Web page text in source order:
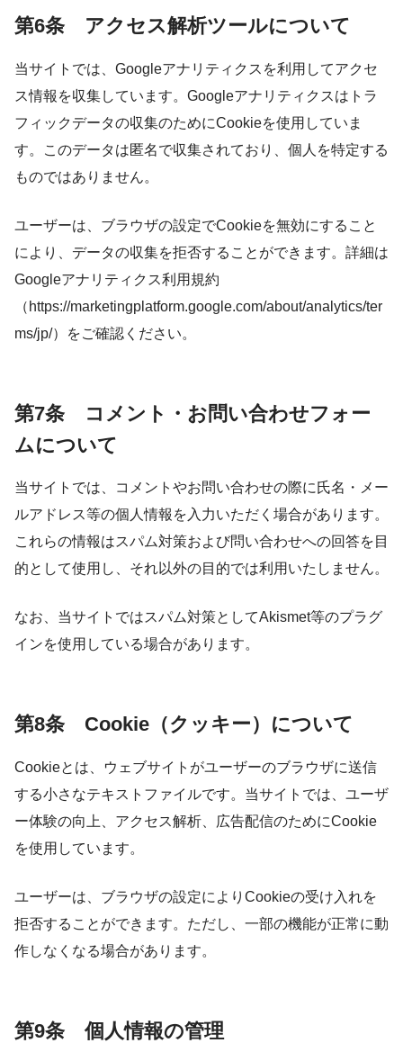
第6条 アクセス解析ツールについて
当サイトでは、Googleアナリティクスを利用してアクセ
ス情報を収集しています。Googleアナリティクスはトラ
フィックデータの収集のためにCookieを使用していま
す。このデータは匿名で収集されており、個人を特定する
ものではありません。
ユーザーは、ブラウザの設定でCookieを無効にすること
により、データの収集を拒否することができます。詳細は
Googleアナリティクス利用規約
（https://marketingplatform.google.com/about/analytics/ter
ms/jp/）をご確認ください。
第7条 コメント・お問い合わせフォー
ムについて
当サイトでは、コメントやお問い合わせの際に氏名・メー
ルアドレス等の個人情報を入力いただく場合があります。
これらの情報はスパム対策および問い合わせへの回答を目
的として使用し、それ以外の目的では利用いたしません。
なお、当サイトではスパム対策としてAkismet等のプラグ
インを使用している場合があります。
第8条 Cookie（クッキー）について
Cookieとは、ウェブサイトがユーザーのブラウザに送信
する小さなテキストファイルです。当サイトでは、ユーザ
ー体験の向上、アクセス解析、広告配信のためにCookie
を使用しています。
ユーザーは、ブラウザの設定によりCookieの受け入れを
拒否することができます。ただし、一部の機能が正常に動
作しなくなる場合があります。
第9条 個人情報の管理